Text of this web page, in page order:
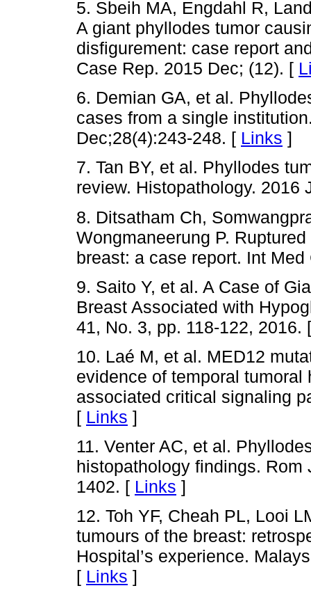
5. Sbeih MA, Engdahl R,
A giant phyllodes tumor
disfigurement: case report
Case Rep. 2015 Dec; (12). [
6. Demian GA, et al.
cases from a single
Dec;28(4):243-248. [ Links ]
7. Tan BY, et al. Phyllodes
review. Histopathology. 2016
8. Ditsatham Ch,
Wongmaneerung P.
breast: a case report. Int
9. Saito Y, et al. A Case of
Breast Associated with
41, No. 3, pp. 118-122, 2016.
10. Laé M, et al. MED12
evidence of temporal
associated critical signaling
[ Links ]
11. Venter AC, et al.
histopathology findings. Rom
1402. [ Links ]
12. Toh YF, Cheah PL, Looi
tumours of the breast:
Hospital’s experience.
[ Links ]